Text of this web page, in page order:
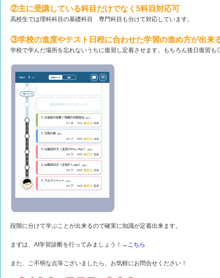
②主に受講している科目だけでなく5科目対応可
高校生では理科科目の基礎科目 専門科目も分けて対応しています。
③学校の進度やテスト日程に合わせた学習の進め方が出来
学校で学んだ場所を忘れないうちに復習し定着させます。もちろん後日復習
段階に分けて学ぶことが出来るので確実に知識が定着出来ます。
まずは、AI学習診断を行ってみましょう！→ こちら
また、ご不明な点等ございましたら、お気軽にお問合せください！